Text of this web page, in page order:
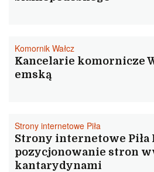
Komornik Wałcz
Kancelarie komornicze
emską
Strony internetowe Piła
Strony internetowe Piła
pozycjonowanie stron
kantarydynami